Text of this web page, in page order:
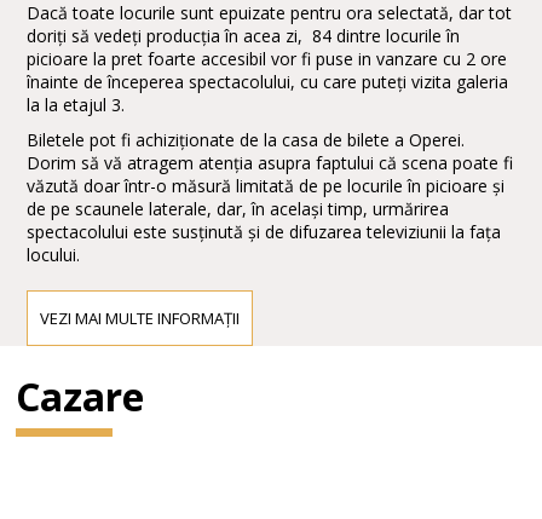
Dacă toate locurile sunt epuizate pentru ora selectată, dar tot
doriți să vedeți producția în acea zi, 84 dintre locurile în
picioare la pret foarte accesibil vor fi puse in vanzare cu 2 ore
înainte de începerea spectacolului, cu care puteți vizita galeria
la la etajul 3.
Biletele pot fi achiziționate de la casa de bilete a Operei.
Dorim să vă atragem atenția asupra faptului că scena poate fi
văzută doar într-o măsură limitată de pe locurile în picioare și
de pe scaunele laterale, dar, în același timp, urmărirea
spectacolului este susținută și de difuzarea televiziunii la fața
locului.
VEZI MAI MULTE INFORMAȚII
Cazare